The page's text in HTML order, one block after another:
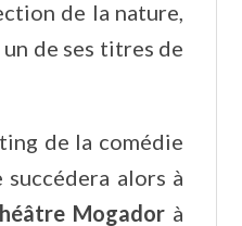
de la nature,
de ses titres de
de la comédie
alors à
Mogadorà